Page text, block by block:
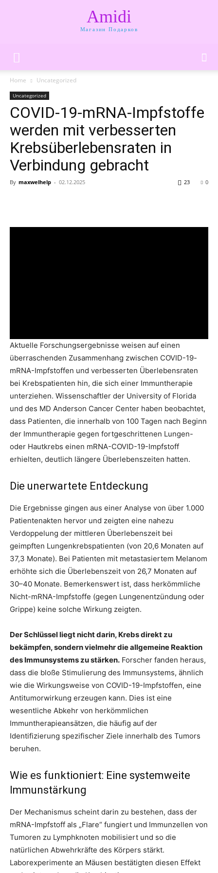
Amidi
Магазин Подарков
Home Uncategorized
Uncategorized
COVID-19-mRNA-Impfstoffe
werden mit verbesserten
Krebsüberlebensraten in
Verbindung gebracht
By maxwelhelp - 02.12.2025 0
23
Aktuelle Forschungsergebnisse weisen auf einen
überraschenden Zusammenhang zwischen COVID-19-
mRNA-Impfstoffen und verbesserten Überlebensraten
bei Krebspatienten hin, die sich einer Immuntherapie
unterziehen. Wissenschaftler der University of Florida
und des MD Anderson Cancer Center haben beobachtet,
dass Patienten, die innerhalb von 100 Tagen nach Beginn
der Immuntherapie gegen fortgeschrittenen Lungen-
oder Hautkrebs einen mRNA-COVID-19-Impfstoff
erhielten, deutlich längere Überlebenszeiten hatten.
Die unerwartete Entdeckung
Die Ergebnisse gingen aus einer Analyse von über 1.000
Patientenakten hervor und zeigten eine nahezu
Verdoppelung der mittleren Überlebenszeit bei
geimpften Lungenkrebspatienten (von 20,6 Monaten auf
37,3 Monate). Bei Patienten mit metastasiertem Melanom
erhöhte sich die Überlebenszeit von 26,7 Monaten auf
30–40 Monate. Bemerkenswert ist, dass herkömmliche
Nicht-mRNA-Impfstoffe (gegen Lungenentzündung oder
Grippe) keine solche Wirkung zeigten.
Der Schlüssel liegt nicht darin, Krebs direkt zu
bekämpfen, sondern vielmehr die allgemeine Reaktion
des Immunsystems zu stärken. Forscher fanden heraus,
dass die bloße Stimulierung des Immunsystems, ähnlich
wie die Wirkungsweise von COVID-19-Impfstoffen, eine
Antitumorwirkung erzeugen kann. Dies ist eine
wesentliche Abkehr von herkömmlichen
Immuntherapieansätzen, die häufig auf der
Identifizierung spezifischer Ziele innerhalb des Tumors
beruhen.
Wie es funktioniert: Eine systemweite
Immunstärkung
Der Mechanismus scheint darin zu bestehen, dass der
mRNA-Impfstoff als „Flare“ fungiert und Immunzellen von
Tumoren zu Lymphknoten mobilisiert und so die
natürlichen Abwehrkräfte des Körpers stärkt.
Laborexperimente an Mäusen bestätigten diesen Effekt